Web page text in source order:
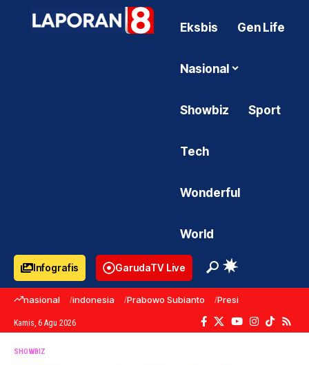
Eksbis Gen Life
Nasional
Showbiz Sport
Tech
Wonderful
World
Infografis GarudaTV Live
nasional indonesia Prabowo Subianto Presiden Prabowo
Kamis, 6 Agu 2026
SHOWBIZ